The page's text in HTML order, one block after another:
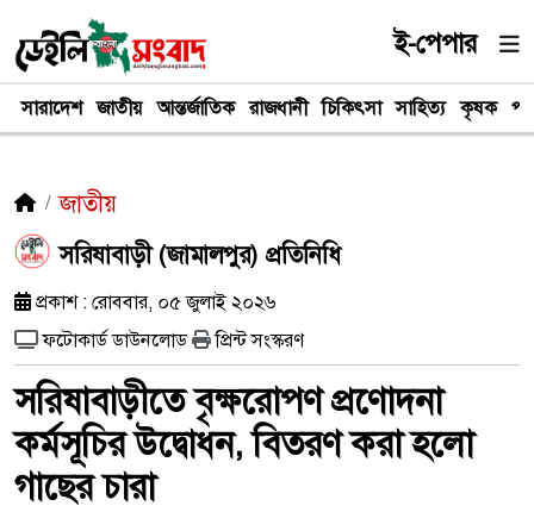
ই-পেপার
সারাদেশ জাতীয় আন্তর্জাতিক রাজধানী চিকিৎসা সাহিত্য কৃষক
জাতীয়
সরিষাবাড়ী (জামালপুর) প্রতিনিধি
প্রকাশ : রোববার, ০৫ জুলাই ২০২৬
ফটোকার্ড ডাউনলোড
প্রিন্ট সংস্করণ
সরিষাবাড়ীতে বৃক্ষরোপণ প্রণোদনা
কর্মসূচির উদ্বোধন, বিতরণ করা হলো
গাছের চারা